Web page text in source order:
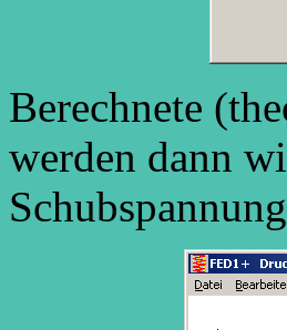
Berechnete
werden dann